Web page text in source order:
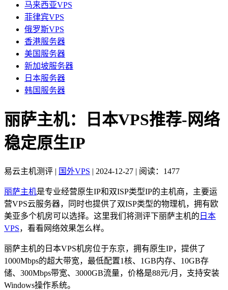
马来西亚VPS
菲律宾VPS
俄罗斯VPS
香港服务器
美国服务器
新加坡服务器
日本服务器
韩国服务器
丽萨主机：日本VPS推荐-网络
稳定原生IP
易云主机测评 | 国外VPS | 2024-12-27 | 阅读：1477
丽萨主机是专业经营原生IP和双ISP类型IP的主机商，主要运
营VPS云服务器，同时也提供了双ISP类型的物理机，拥有欧
美亚多个机房可以选择。这里我们将测评下丽萨主机的 日本
VPS，看看网络效果怎么样。
丽萨主机的日本VPS机房位于东京，拥有原生IP，提供了
1000Mbps的超大带宽，最低配置1核、1GB内存、10GB存
储、300Mbps带宽、3000GB流量，价格是88元/月，支持安装
Windows操作系统。